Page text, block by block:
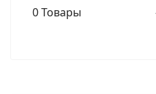
0Товары